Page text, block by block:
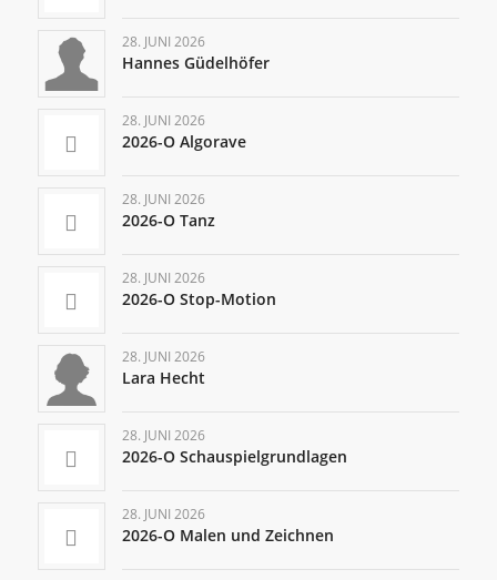
28. JUNI 2026
Hannes Güdelhöfer
28. JUNI 2026
2026-O Algorave
28. JUNI 2026
2026-O Tanz
28. JUNI 2026
2026-O Stop-Motion
28. JUNI 2026
Lara Hecht
28. JUNI 2026
2026-O Schauspielgrundlagen
28. JUNI 2026
2026-O Malen und Zeichnen